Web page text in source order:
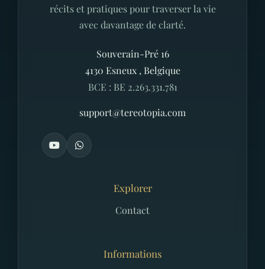
récits et pratiques pour traverser la vie
avec davantage de clarté.
Souverain-Pré 16
4130 Esneux , Belgique
BCE : BE 2.263.331.781
support@tereotopia.com
Explorer
Contact
Informations